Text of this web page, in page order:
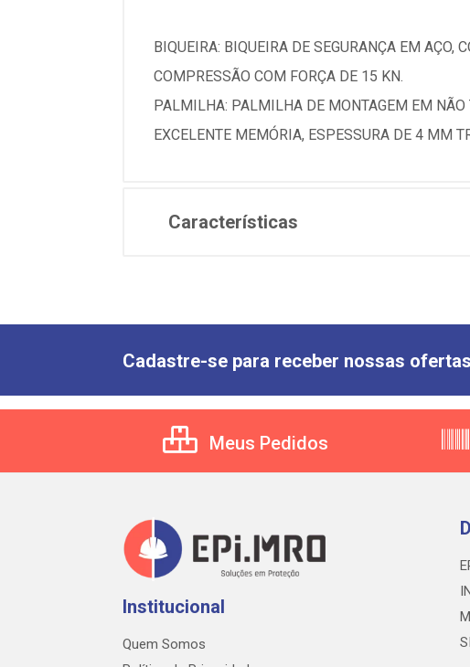
BIQUEIRA: BIQUEIRA DE SEGURANÇA EM
COMPRESSÃO COM FORÇA DE 15 KN.
PALMILHA: PALMILHA DE MONTAGEM EM
EXCELENTE MEMÓRIA, ESPESSURA DE 4 MM
Características
Cadastre-se para receber nossas
Meus Pedidos
Institucional
Quem Somos